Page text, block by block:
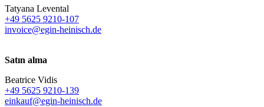
Tatyana Levental
+49 5625 9210-107
invoice@egin-heinisch.de
Satın alma
Beatrice Vidis
+49 5625 9210-139
einkauf@egin-heinisch.de